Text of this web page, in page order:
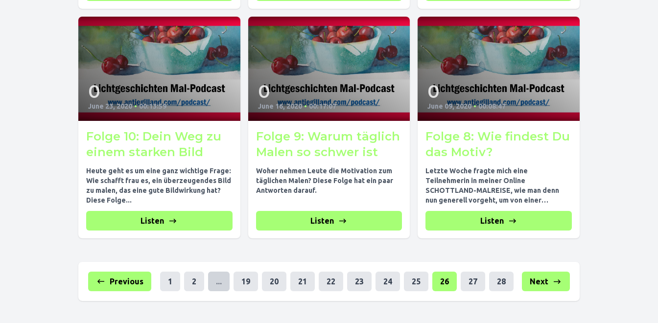
0
June 23, 2020 • 00:13:59
Folge 10: Dein Weg zu
einem starken Bild
Heute geht es um eine ganz wichtige Frage:
Wie schafft frau es, ein überzeugendes Bild
zu malen, das eine gute Bildwirkung hat?
Diese Folge...
Listen
0
June 16, 2020 • 00:17:07
Folge 9: Warum täglich
Malen so schwer ist
Woher nehmen Leute die Motivation zum
täglichen Malen? Diese Folge hat ein paar
Antworten darauf.
Listen
0
June 09, 2020 • 00:08:47
Folge 8: Wie findest Du
das Motiv?
Letzte Woche fragte mich eine
Teilnehmerin in meiner Online
SCHOTTLAND-MALREISE, wie man denn
nun generell vorgeht, um von einer
Motividee zum Bild zu kommen....
Listen
Previous 1 2 ... 19 20 21 22 23 24 25 26 27 28 Next